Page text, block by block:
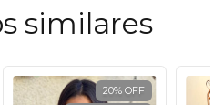
similares
20%OFF